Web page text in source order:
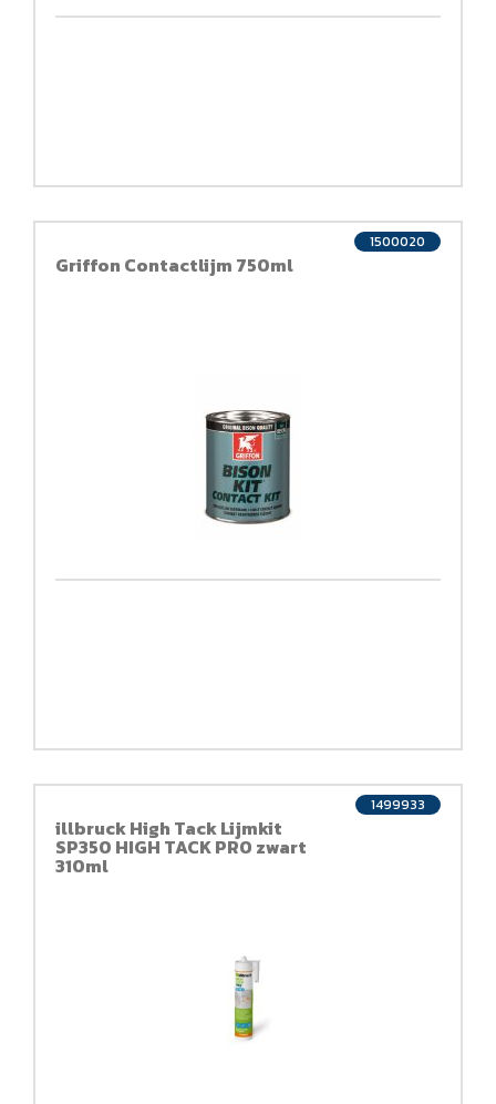
Griffon Contactlijm 750ml
1500020
illbruck High Tack Lijmkit
SP350 HIGH TACK PRO zwart
310ml
1499933